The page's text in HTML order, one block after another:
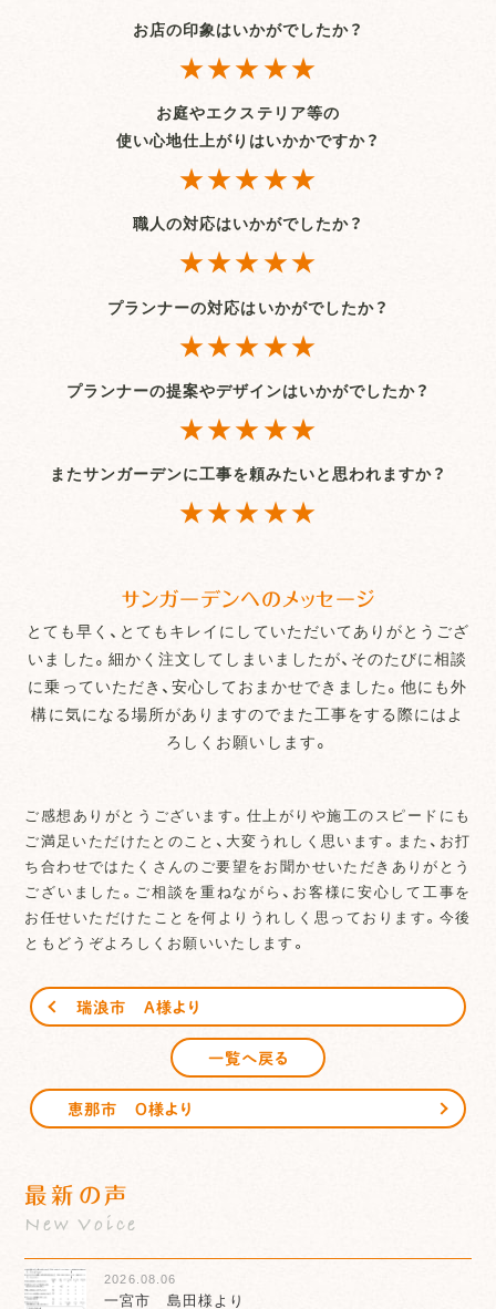
お店の印象はいかがでしたか？
★★★★★
お庭やエクステリア等の
使い心地仕上がりはいかかですか？
★★★★★
職人の対応はいかがでしたか？
★★★★★
プランナーの対応はいかがでしたか？
★★★★★
プランナーの提案やデザインはいかがでしたか？
★★★★★
またサンガーデンに工事を頼みたいと思われますか？
★★★★★
サンガーデンへのメッセージ
とても早く、とてもキレイにしていただいてありがとうござ
いました。細かく注文してしまいましたが、そのたびに相談
に乗っていただき、安心しておまかせできました。他にも外
構に気になる場所がありますのでまた工事をする際にはよ
ろしくお願いします。
ご感想ありがとうございます。仕上がりや施工のスピードにも
ご満足いただけたとのこと、大変うれしく思います。また、お打
ち合わせではたくさんのご要望をお聞かせいただきありがとう
ございました。ご相談を重ねながら、お客様に安心して工事を
お任せいただけたことを何よりうれしく思っております。今後
ともどうぞよろしくお願いいたします。
瑞浪市 A様より
一覧へ戻る
恵那市 O様より
最新の声
New Voice
2026.08.06
一宮市 島田様より